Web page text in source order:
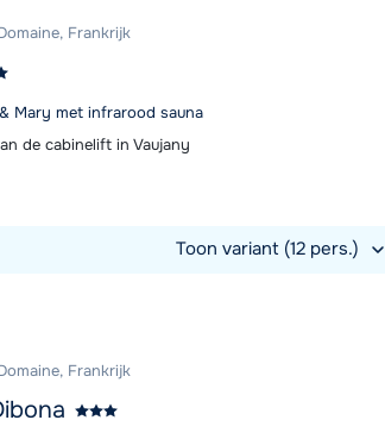
Frankrijk
Mary met infrarood sauna
de cabinelift in Vaujany
Toon variant (12 pers.)
Frankrijk